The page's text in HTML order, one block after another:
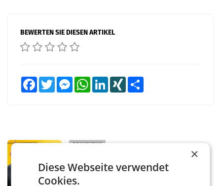
BEWERTEN SIE DIESEN ARTIKEL
FacebookTwitter MessengerWhatsAppLinkedInXING
PRIMENEWS
Österreichische Post: Umsatzplus im
ersten Halbjahr trotz schwachem
Briefgeschäft
WIEN Die Österreichische Post AG hat im
×
Diese Webseite verwendet
Cookies.